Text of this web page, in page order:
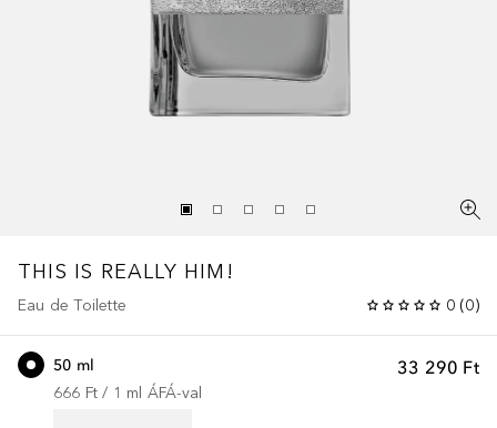
THIS IS REALLY HIM!
Eau de Toilette 0 (0)
33 290 Ft
50 ml
666 Ft / 1 ml ÁFÁ-val